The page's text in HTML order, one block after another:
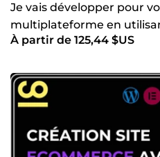
Je vais développer pour
multiplateforme en
À partir de 125,44 $US